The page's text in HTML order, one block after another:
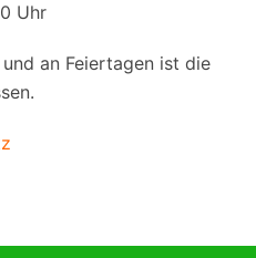
Uhr
an Feiertagen ist die